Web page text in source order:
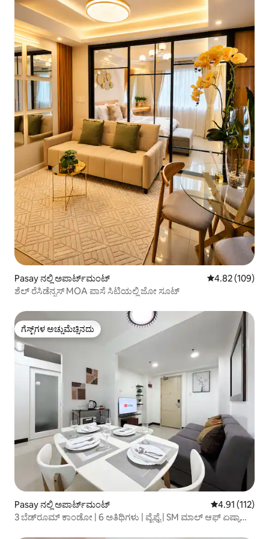
Pasay ನಲ್ಲಿ ಅಪಾರ್ಟ್‌ಮಂಟ್ 5 ರಲ್ಲಿ 4.82
4.82 (109)
ಶೆಲ್ ರೆಸಿಡೆನ್ಸಸ್ MOA ಪಾಸೆ ಸಿಟಿಯಲ್ಲಿ ಜೋ ಸೂಟ್
ಗೆಸ್ಟ್‌ಗಳ ಅಚ್ಚುಮೆಚ್ಚಿನದು
ಗೆಸ್ಟ್‌ಗಳ ಅಚ್ಚುಮೆಚ್ಚಿನದು
Pasay ನಲ್ಲಿ ಅಪಾರ್ಟ್‌ಮಂಟ್ 5 ರಲ್ಲಿ 4.91
4.91 (112)
3 ಬೆಡ್‌ರೂಮ್ ಕಾಂಡೋ | 6 ಅತಿಥಿಗಳು | ವೈಫೈ | SM ಮಾಲ್ ಆಫ್ ಏಷ್ಯಾ